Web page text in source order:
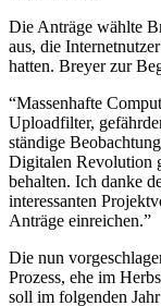
Die Anträge wählte
aus, die
hatten. Breyer zur
“Massenhafte
Uploadfilter,
ständige
Digitalen Revolution
behalten. Ich danke
interessanten
Anträge einreichen.”
Die nun
Prozess, ehe im
soll im folgenden